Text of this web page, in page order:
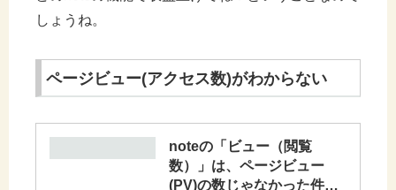
しょうね。
ページビュー(アクセス数)がわからない
noteの「ビュー（閲覧
数）」は、ページビュー
(PV)の数じゃなかった件｜